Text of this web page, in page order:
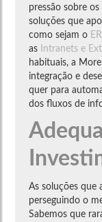
pressão sobre
soluções que
como sejam o
as
Intranets e
habituais, a
integração e
quer para
dos fluxos de
As soluções que
perseguindo o
Sabemos que